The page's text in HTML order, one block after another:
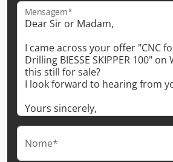
Mensagem*
Nome*